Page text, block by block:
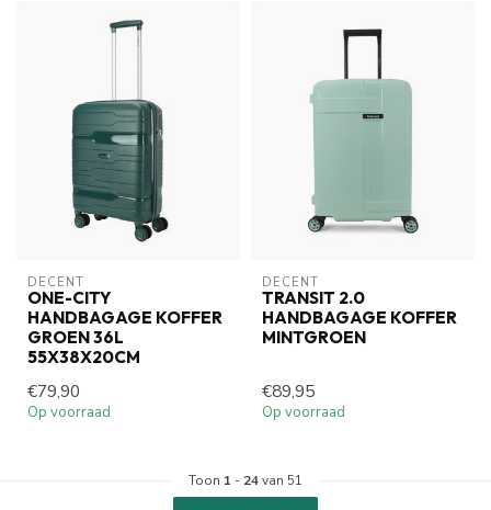
DECENT
ONE-CITY
HANDBAGAGE KOFFER
GROEN 36L
55X38X20CM
€79,90
Op voorraad
DECENT
TRANSIT 2.0
HANDBAGAGE KOFFER
MINTGROEN
€89,95
Op voorraad
Toon 1 - 24van 51